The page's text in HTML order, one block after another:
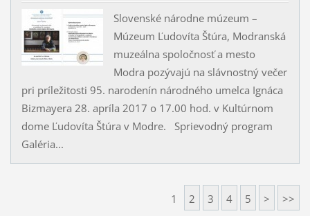
Slovenské národne múzeum –
Múzeum Ľudovíta Štúra, Modranská
muzeálna spoločnosť a mesto
Modra pozývajú na slávnostný večer
pri príležitosti 95. narodenín národného umelca Ignáca
Bizmayera 28. apríla 2017 o 17.00 hod. v Kultúrnom
dome Ľudovíta Štúra v Modre. Sprievodný program
Galéria...
1 2 3 4 5 > >>